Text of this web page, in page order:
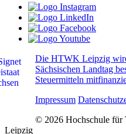
Die HTWK Leipzig
Sächsischen Landtag
Steuermitteln
Impressum
© 2026 Hochschule für
Leipzig